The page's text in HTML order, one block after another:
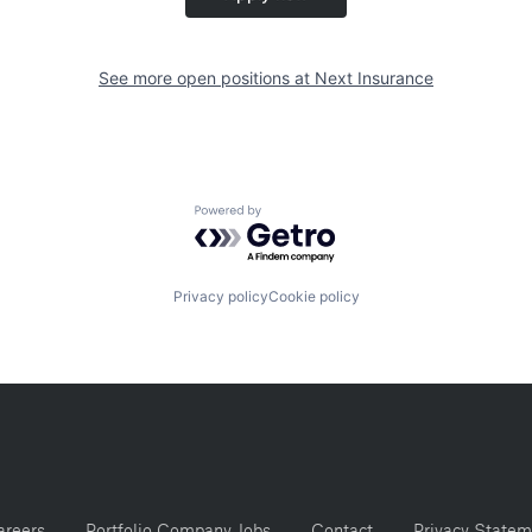
See more open positions at Next Insurance
Powered by Getro.com
Privacy policyCookie policy